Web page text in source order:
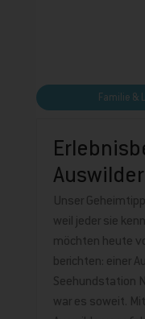
Familie &
Unser
weil jeder sie
möchten heute
berichten: einer
Seehundstation
war es soweit.